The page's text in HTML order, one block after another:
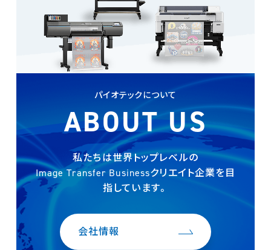
パイオテックについて
ABOUT US
私たちは世界トップレベルの
Image Transfer Businessクリエイト企業を目
指しています。
会社情報